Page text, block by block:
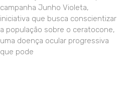
campanha Junho Violeta,
iniciativa que busca conscientizar
a população sobre o ceratocone,
uma doença ocular progressiva
que pode